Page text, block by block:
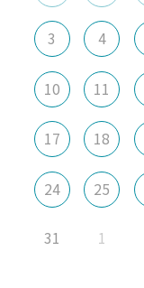
3 4
10 11
17 18
24 25
31 1